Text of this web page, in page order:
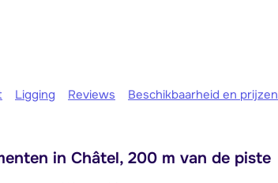
Ligging Reviews Beschikbaarheid en prijzen
in Châtel, 200 m van de piste